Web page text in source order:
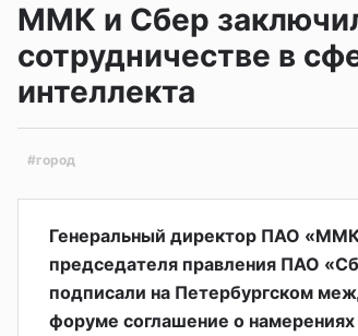
ММК и Сбер
сотрудничестве в
интеллекта
#город
Генеральный директор ПАО
председателя правления ПАО
подписали на Петербургском
форуме соглашение о